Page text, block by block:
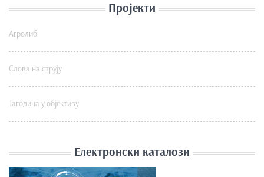
Пројекти
Агролиб
Слова на струју
Јагодина у објективу
Електронски каталози